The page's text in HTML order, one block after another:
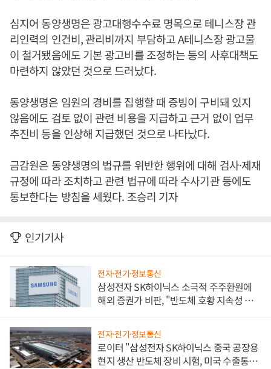
심지어 동양생명은 광고대행수수료 명목으로 테니스장 관
리인력의 인건비, 관리비까지 부담하고 A테니스장 광고물
이 철거됐음에도 기본 광고비를 조정하는 등의 사후대책도
마련하지 않았던 것으로 드러났다.
동양생명은 임원의 경비를 집행할 때 증빙이 구비돼 있지
않음에도 검토 없이 관련 비용을 지급하고 근거 없이 업무
추진비 등을 인상해 지급했던 것으로 나타났다.
금감원은 동양생명의 법규를 위반한 행위에 대해 검사·제재
규정에 따라 조치하고 관련 법규에 따라 수사기관 등에도
통보한다는 방침을 세웠다. 조승리 기자
인기기사
전자·전기·정보통신
삼성전자 SK하이닉스 소극적 주주환원에
해외 증권가 비판, "반도체 호황 지속성 의
전자·전기·정보통신
로이터 "삼성전자 SK하이닉스 중국 공장용
현지 생산 반도체 장비 시험, 미국 수출통제